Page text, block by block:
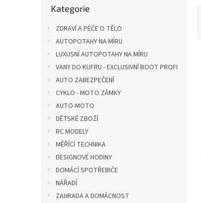
kategorie
Kategorie
ZDRAVÍ A PÉČE O TĚLO
AUTOPOTAHY NA MÍRU
LUXUSNÍ AUTOPOTAHY NA MÍRU
VANY DO KUFRU - EXCLUSIVNÍ BOOT PROFI
AUTO ZABEZPEČENÍ
CYKLO - MOTO ZÁMKY
AUTO-MOTO
DĚTSKÉ ZBOŽÍ
RC MODELY
MĚŘÍCÍ TECHNIKA
DESIGNOVÉ HODINY
DOMÁCÍ SPOTŘEBIČE
NÁŘADÍ
ZAHRADA A DOMÁCNOST